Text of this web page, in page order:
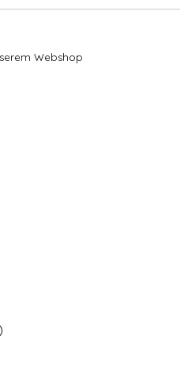
Webshop